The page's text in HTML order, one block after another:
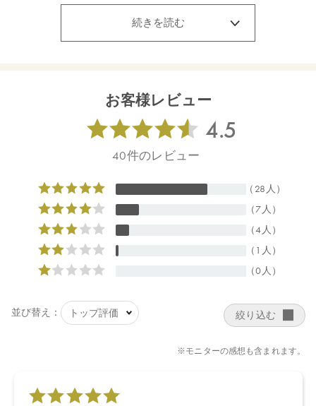
ロタムヌスフラベリフォリア葉／茎エキス、セージ葉エキス＊、
タチジャコウソウ花／葉エキス＊、グリセリン、ホホバ種子油、
ジラウロイルグルタミン酸リシンＮａ、キサンタンガム、アルギ
リトール、カプリリルグリコール、ラウリン酸ポリグリセリル－
１０、フィチン酸、酸化銀、クエン酸、クエン酸Ｎａ ＊オーガ
【メーカー品番】
店舗でお問い合わせの際には、下記品番をお伝え下さい。
4570106730065
【店舗発売日】
CosmeKitchen 2024/5/15
Make↗Kitchen 2024/5/15
※店舗での取り扱いや詳しい在庫状況につきましては、各店舗に
お問い合わせください。
※通常はご注文より１～３営業日での発送となります。
商品によっては、お届けまで１～２週間かかる場合がございます
続きを読む
お客様レビュー